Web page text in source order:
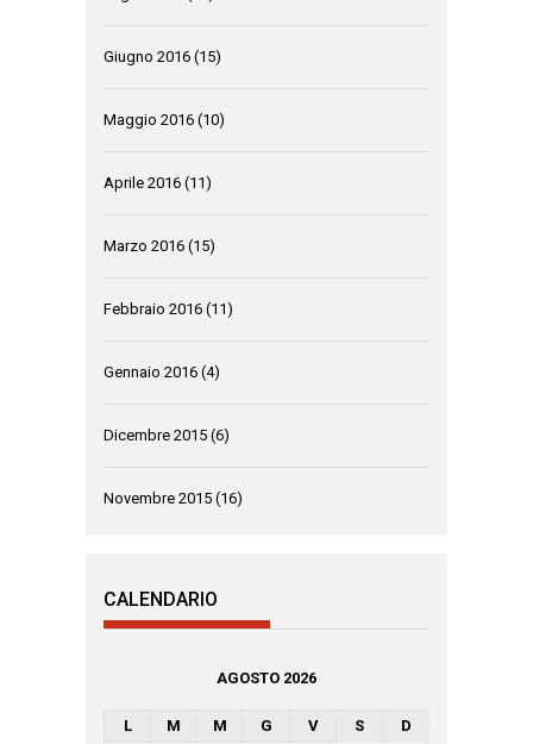
Giugno 2016 (15)
Maggio 2016 (10)
Aprile 2016 (11)
Marzo 2016 (15)
Febbraio 2016 (11)
Gennaio 2016 (4)
Dicembre 2015 (6)
Novembre 2015 (16)
CALENDARIO
AGOSTO 2026
L M M G V S
D